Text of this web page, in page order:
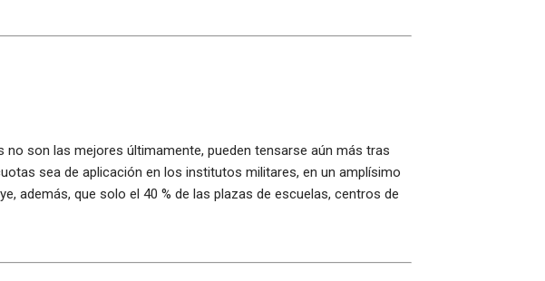
son las mejores últimamente, pueden tensarse aún más tras
sea de aplicación en los institutos militares, en un amplísimo
además, que solo el 40 % de las plazas de escuelas, centros de